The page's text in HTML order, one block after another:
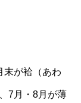
末が袷（あわ
7月・8月が薄